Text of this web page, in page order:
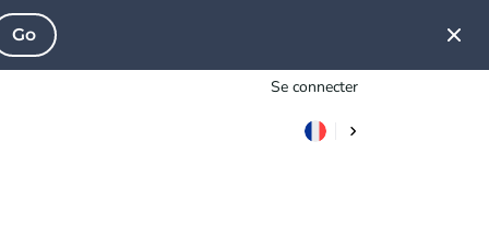
Se connecter
Go